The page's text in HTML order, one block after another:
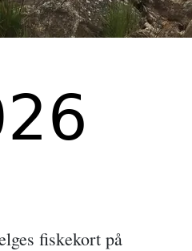
fiskekort på